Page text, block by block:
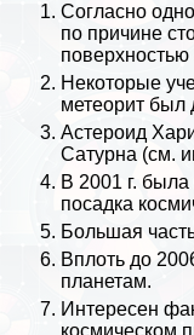
Согласно
по причине
поверхностью
Некоторые
метеорит был
Астероид
Сатурна (см.
В 2001 г.
посадка
Большая
Вплоть до
планетам.
Интересен